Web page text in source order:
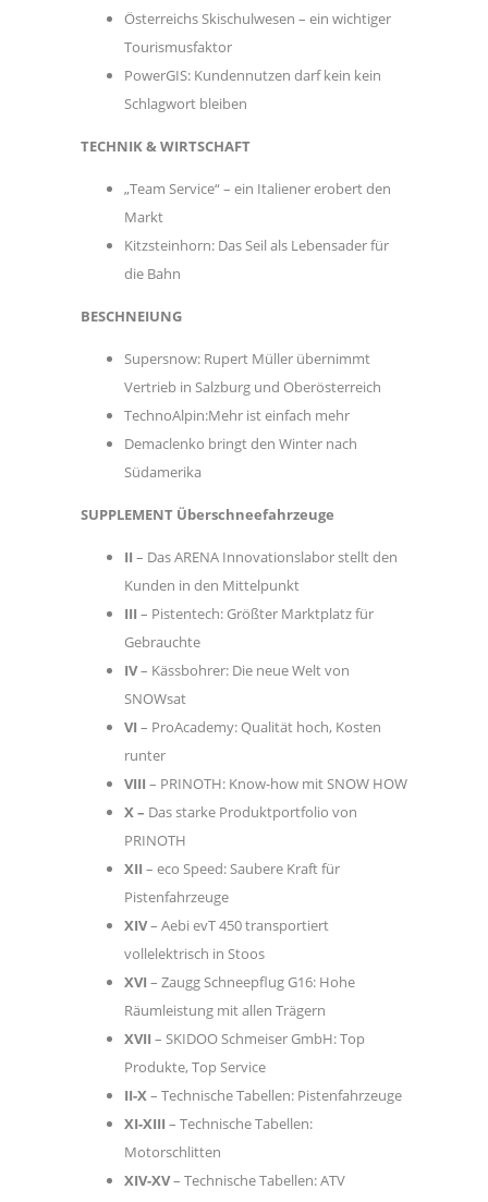
Österreichs Skischulwesen – ein wichtiger
Tourismusfaktor
PowerGIS: Kundennutzen darf kein kein
Schlagwort bleiben
TECHNIK & WIRTSCHAFT
„Team Service“ – ein Italiener erobert den
Markt
Kitzsteinhorn: Das Seil als Lebensader für
die Bahn
BESCHNEIUNG
Supersnow: Rupert Müller übernimmt
Vertrieb in Salzburg und Oberösterreich
TechnoAlpin:Mehr ist einfach mehr
Demaclenko bringt den Winter nach
Südamerika
SUPPLEMENT Überschneefahrzeuge
II – Das ARENA Innovationslabor stellt den
Kunden in den Mittelpunkt
III – Pistentech: Größter Marktplatz für
Gebrauchte
IV– Kässbohrer: Die neue Welt von
SNOWsat
VI – ProAcademy: Qualität hoch, Kosten
runter
VIII – PRINOTH: Know-how mit SNOW HOW
X – Das starke Produktportfolio von
PRINOTH
XII – eco Speed: Saubere Kraft für
Pistenfahrzeuge
XIV– Aebi evT 450 transportiert
vollelektrisch in Stoos
XVI – Zaugg Schneepflug G16: Hohe
Räumleistung mit allen Trägern
XVII – SKIDOO Schmeiser GmbH: Top
Produkte, Top Service
II-X– Technische Tabellen: Pistenfahrzeuge
XI-XIII – Technische Tabellen:
Motorschlitten
XIV-XV– Technische Tabellen: ATV